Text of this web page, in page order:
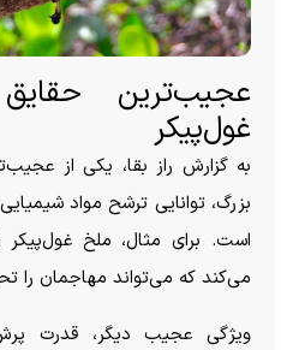
عجیب‌ترین
غول‌پیکر
به گزارش راز بقا، یکی از
بزرگ، توانایی ترشح مواد
است. برای مثال، ملخ
می‌کند که می‌تواند مهاجمان را
ویژگی عجیب دیگر، قدرت